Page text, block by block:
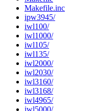
Makefile.inc
ipw3945/
iwl100/
iwl1000/
iwl105/
iwl135/
iwl2000/
iwl2030/
iwl3160/
iwl3168/
iwl4965/
iwl5000/